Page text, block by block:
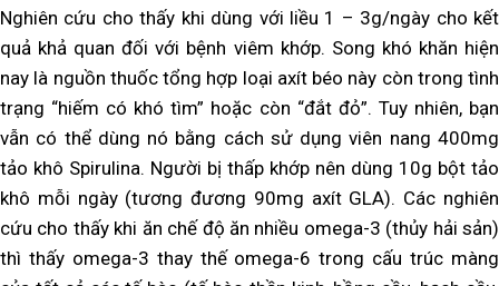
Nghiên cứu cho thấy khi dùng với liều 1 – 3g/ngày cho kết
quả khả quan đối với bệnh viêm khớp. Song khó khăn hiện
nay là nguồn thuốc tổng hợp loại axít béo này còn trong tình
trạng “hiếm có khó tìm” hoặc còn “đắt đỏ”. Tuy nhiên, bạn
vẫn có thể dùng nó bằng cách sử dụng viên nang 400mg
tảo khô Spirulina. Người bị thấp khớp nên dùng 10g bột tảo
khô mỗi ngày (tương đương 90mg axít GLA). Các nghiên
cứu cho thấy khi ăn chế độ ăn nhiều omega-3 (thủy hải sản)
thì thấy omega-3 thay thế omega-6 trong cấu trúc màng